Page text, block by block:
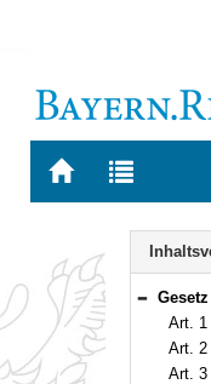
Zur
Zur
letzten
Bereich
Gesetz zur Errichtung der
Art. 1
Art. 2
Art. 3